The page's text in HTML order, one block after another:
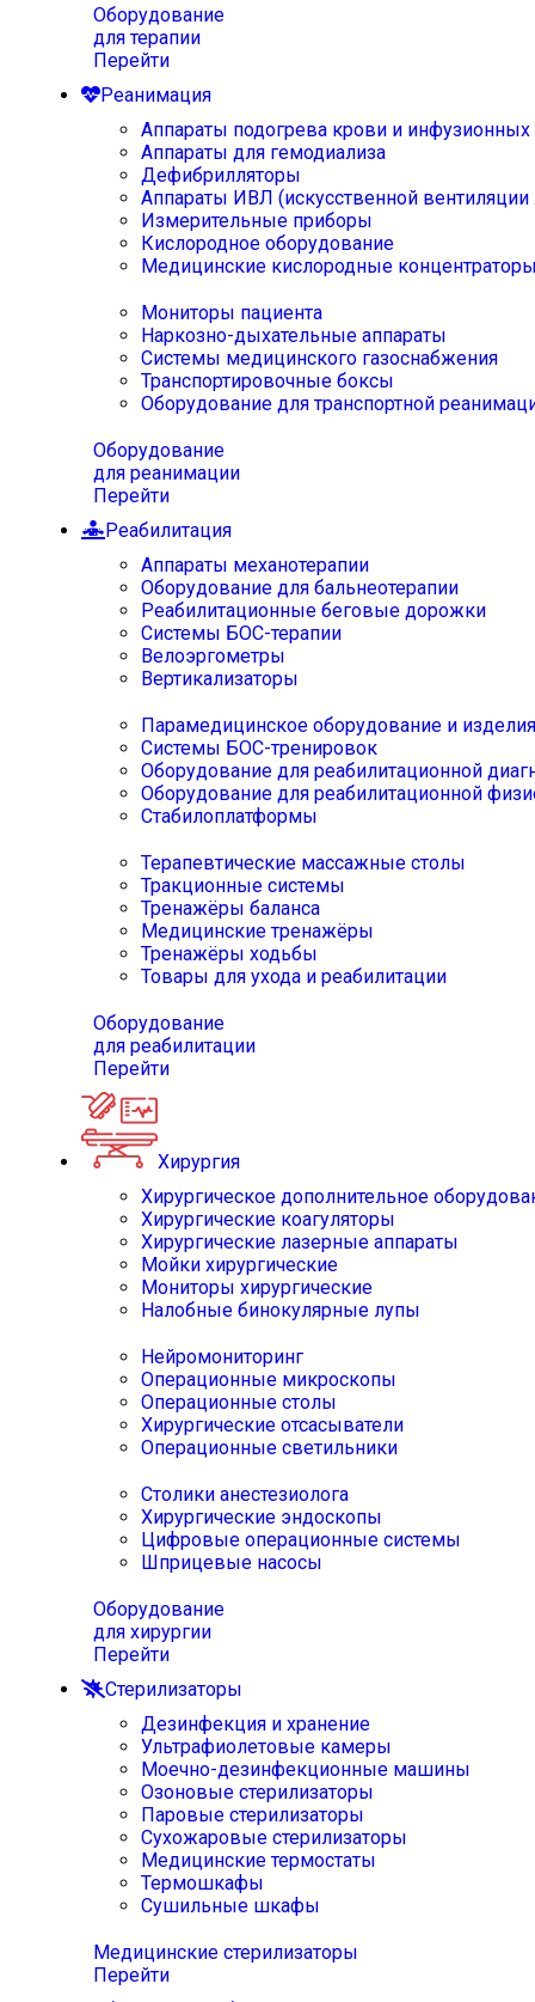
Оборудование
для терапии
Перейти
Реанимация
Аппараты подогрева крови и инфузионных
Аппараты для гемодиализа
Дефибрилляторы
Аппараты ИВЛ (искусственной вентиляции
Измерительные приборы
Кислородное оборудование
Медицинские кислородные
Мониторы пациента
Наркозно-дыхательные аппараты
Системы медицинского газоснабжения
Транспортировочные боксы
Оборудование для транспортной
Оборудование
для реанимации
Перейти
Реабилитация
Аппараты механотерапии
Оборудование для бальнеотерапии
Реабилитационные беговые дорожки
Системы БОС-терапии
Велоэргометры
Вертикализаторы
Парамедицинское оборудование и изделия
Системы БОС-тренировок
Оборудование для реабилитационной
Оборудование для реабилитационной
Стабилоплатформы
Терапевтические массажные столы
Тракционные системы
Тренажёры баланса
Медицинские тренажёры
Тренажёры ходьбы
Товары для ухода и реабилитации
Оборудование
для реабилитации
Перейти
Хирургия
Хирургическое дополнительное
Хирургические коагуляторы
Хирургические лазерные аппараты
Мойки хирургические
Мониторы хирургические
Налобные бинокулярные лупы
Нейромониторинг
Операционные микроскопы
Операционные столы
Хирургические отсасыватели
Операционные светильники
Столики анестезиолога
Хирургические эндоскопы
Цифровые операционные системы
Шприцевые насосы
Оборудование
для хирургии
Перейти
Стерилизаторы
Дезинфекция и хранение
Ультрафиолетовые камеры
Моечно-дезинфекционные машины
Озоновые стерилизаторы
Паровые стерилизаторы
Сухожаровые стерилизаторы
Медицинские термостаты
Термошкафы
Сушильные шкафы
Медицинские стерилизаторы
Перейти